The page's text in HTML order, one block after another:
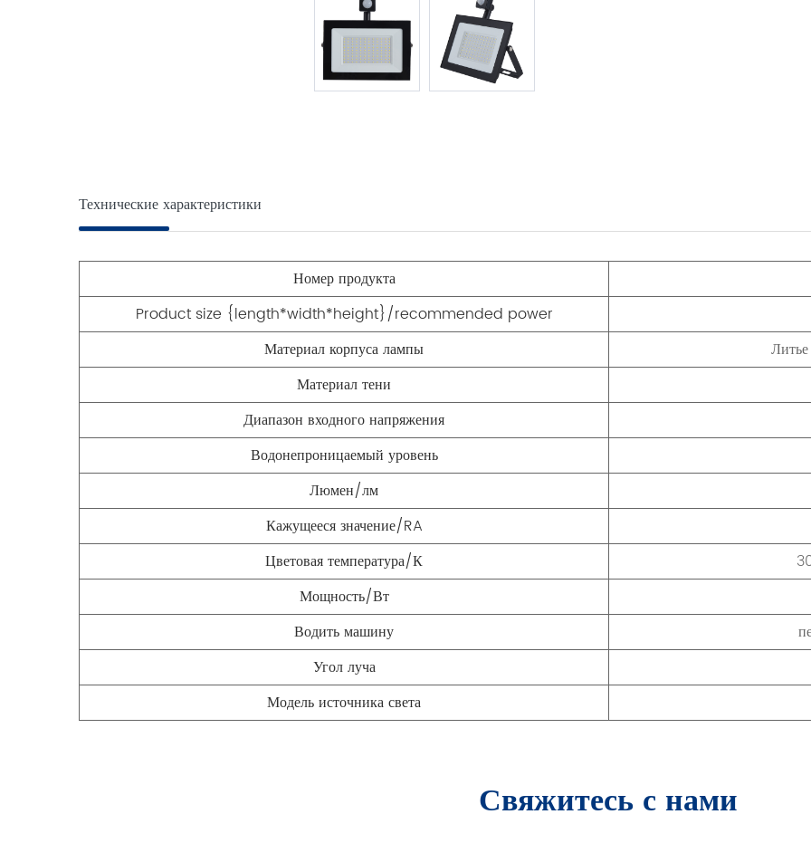
Технические характеристики
Номер продукта
Product size {length*width*height}/recommended power
Материал корпуса лампы
Материал тени
Диапазон входного напряжения
Водонепроницаемый уровень
Люмен/лм
Кажущееся значение/RA
Цветовая температура/К
Мощность/Вт
Водить машину
Угол луча
Модель источника света
Свяжитесь с нами